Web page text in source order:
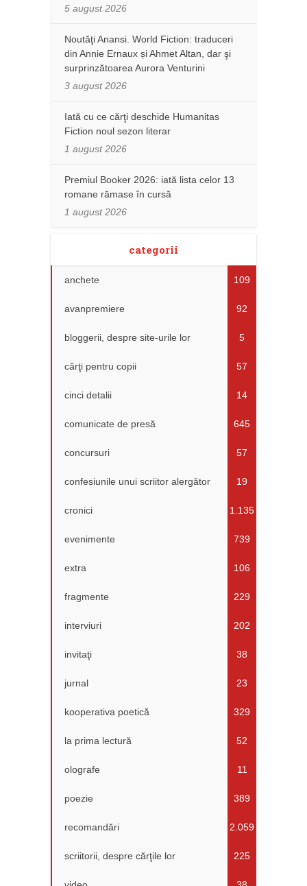
5 august 2026
Noutăţi Anansi. World Fiction: traduceri
din Annie Ernaux și Ahmet Altan, dar şi
surprinzătoarea Aurora Venturini
3 august 2026
Iată cu ce cărţi deschide Humanitas
Fiction noul sezon literar
1 august 2026
Premiul Booker 2026: iată lista celor 13
romane rămase în cursă
1 august 2026
categorii
anchete 109
avanpremiere 92
bloggerii, despre site-urile lor 5
cărţi pentru copii 57
cinci detalii 14
comunicate de presă 645
concursuri 57
confesiunile unui scriitor alergător 19
cronici 1.135
evenimente 739
extra 106
fragmente 229
interviuri 202
invitaţi 38
jurnal 23
kooperativa poetică 329
la prima lectură 52
olografe 11
poezie 389
recomandări 2.059
scriitorii, despre cărţile lor 225